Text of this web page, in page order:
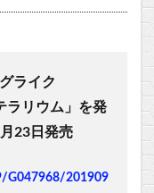
ライク
ラリウム」を発
23日発売
G047968/201909